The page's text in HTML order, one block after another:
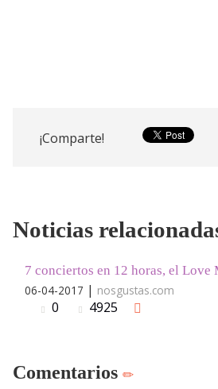
¡Comparte!
Noticias
7 conciertos en 12 horas, el Love
06-04-2017 | nosgustas.com
0 4925
Comentarios